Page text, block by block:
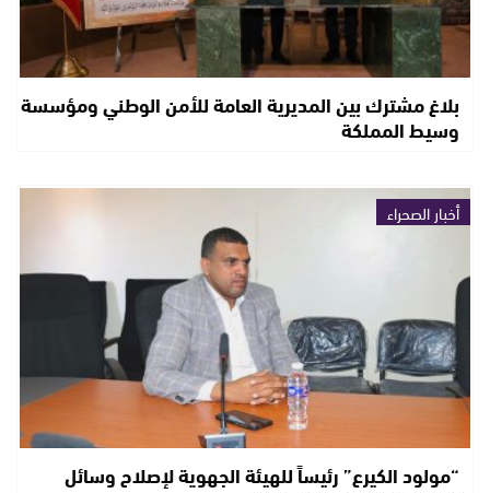
بلاغ مشترك بين المديرية العامة للأمن الوطني ومؤسسة
وسيط المملكة
أخبار الصحراء
“مولود الكيرع” رئيساً للهيئة الجهوية لإصلاح وسائل